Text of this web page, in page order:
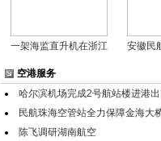
一架海监直升机在浙江 安徽民
空港服务
哈尔滨机场完成2号航站楼进港
民航珠海空管站全力保障金海大
陈飞调研湖南航空